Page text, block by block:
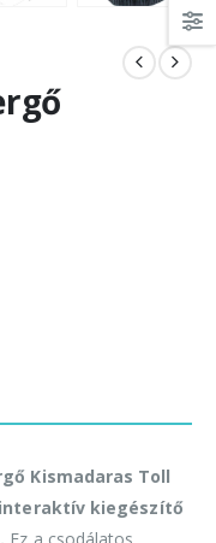
Kismadaras Toll
kiegészítő